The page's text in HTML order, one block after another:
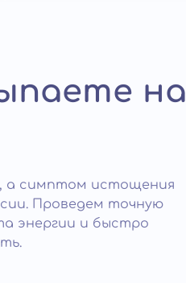
на
а симптом истощения
Проведем точную
энергии и быстро